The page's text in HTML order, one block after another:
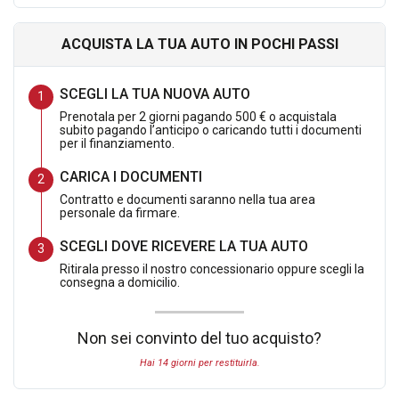
DOTAZIONE EXTRA SERIE INCLUSA NELL OFFERTA:
VERNICE METALLIZZATA
TETTO PANORAMICO
INTELLIGENT PACK : Comprende :
Exit Assist (avvisatore acustico e frenata di emergenza in
caso di pericolo all’uscita dal parcheggio)
(anteriore e posteriore)
-Light assist (dispositivo di assistenza abbaglianti)Light assist
(dispositivo di assistenza abbaglianti)
ACQUISTA LA TUA AUTO IN POCHI PASSI
SCEGLI LA TUA NUOVA AUTO
Prenotala per 2 giorni pagando 500 € o acquistala
subito pagando l’anticipo o caricando tutti i documenti
per il finanziamento.
CARICA I DOCUMENTI
Contratto e documenti saranno nella tua area
personale da firmare.
SCEGLI DOVE RICEVERE LA TUA AUTO
Ritirala presso il nostro concessionario oppure scegli la
consegna a domicilio.
Non sei convinto del tuo acquisto?
Hai 14 giorni per restituirla.